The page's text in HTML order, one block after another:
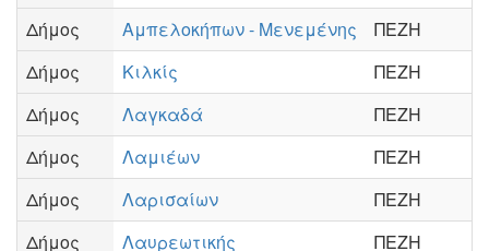
Δήμος
Αμπελοκήπων - Μενεμένης
ΠΕΖΗ
Δήμος
Κιλκίς
ΠΕΖΗ
Δήμος
Λαγκαδά
ΠΕΖΗ
Δήμος
Λαμιέων
ΠΕΖΗ
Δήμος
Λαρισαίων
ΠΕΖΗ
Δήμος
Λαυρεωτικής
ΠΕΖΗ